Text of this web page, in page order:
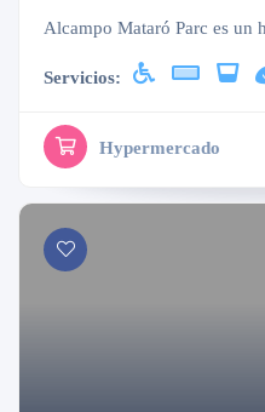
Alcampo Mataró Parc es un
Servicios:
Hypermercado